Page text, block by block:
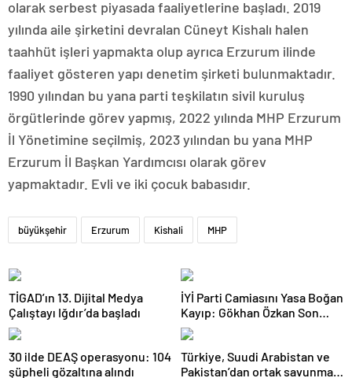
olarak serbest piyasada faaliyetlerine başladı. 2019
yılında aile şirketini devralan Cüneyt Kishalı halen
taahhüt işleri yapmakta olup ayrıca Erzurum ilinde
faaliyet gösteren yapı denetim şirketi bulunmaktadır.
1990 yılından bu yana parti teşkilatın sivil kuruluş
örgütlerinde görev yapmış, 2022 yılında MHP Erzurum
İl Yönetimine seçilmiş, 2023 yılından bu yana MHP
Erzurum İl Başkan Yardımcısı olarak görev
yapmaktadır. Evli ve iki çocuk babasıdır.
büyükşehir Erzurum Kishali MHP
TİGAD’ın 13. Dijital Medya
Çalıştayı Iğdır’da başladı
İYİ Parti Camiasını Yasa Boğan
Kayıp: Gökhan Özkan Son
Yolculuğuna Uğurlandı
30 ilde DEAŞ operasyonu: 104
şüpheli gözaltına alındı
Türkiye, Suudi Arabistan ve
Pakistan’dan ortak savunma